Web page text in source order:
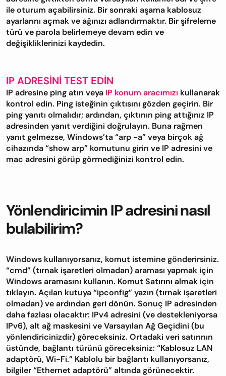
ile oturum açabilirsiniz. Bir sonraki aşama kablosuz
ayarlarını açmak ve ağınızı adlandırmaktır. Bir şifreleme
türü ve parola belirlemeye devam edin ve
değişikliklerinizi kaydedin.
IP ADRESINI TEST EDIN
IP adresine ping atın veya IP konum aracımızı kullanarak
kontrol edin. Ping isteğinin çıktısını gözden geçirin. Bir
ping yanıtı olmalıdır; ardından, çıktının ping attığınız IP
adresinden yanıt verdiğini doğrulayın. Buna rağmen
yanıt gelmezse, Windows’ta “arp -a” veya birçok ağ
cihazında “show arp” komutunu girin ve IP adresini ve
mac adresini görüp görmediğinizi kontrol edin.
Yönlendiricimin IP adresini nasıl
bulabilirim?
Windows kullanıyorsanız, komut istemine gönderirsiniz.
“cmd” (tırnak işaretleri olmadan) araması yapmak için
Windows aramasını kullanın. Komut Satırını almak için
tıklayın. Açılan kutuya “ipconfig” yazın (tırnak işaretleri
olmadan) ve ardından geri dönün. Sonuç IP adresinden
daha fazlası olacaktır: IPv4 adresini (ve destekleniyorsa
IPv6), alt ağ maskesini ve Varsayılan Ağ Geçidini (bu
yönlendiricinizdir) göreceksiniz. Ortadaki veri satırının
üstünde, bağlantı türünü göreceksiniz: “Kablosuz LAN
adaptörü, Wi-Fi.” Kablolu bir bağlantı kullanıyorsanız,
bilgiler “Ethernet adaptörü” altında görünecektir.